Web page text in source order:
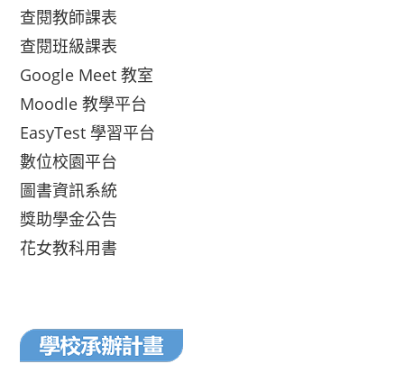
查閱教師課表
查閱班級課表
Google Meet 教室
Moodle 教學平台
EasyTest 學習平台
數位校園平台
圖書資訊系統
獎助學金公告
花女教科用書